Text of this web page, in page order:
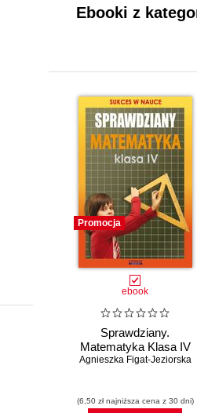
Ebooki z
Promocja
ebook
Sprawdziany.
Matematyka Klasa IV
Agnieszka Figat-Jeziorska
(6,50 zł najniższa cena z 30 dni)